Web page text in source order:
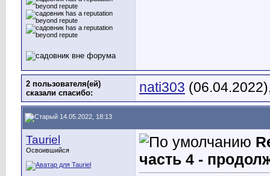
2 пользователя(ей)
сказали cпасибо:
nati303
14.05.2022, 18:13
Tauriel
Освоившийся
часть 4 -